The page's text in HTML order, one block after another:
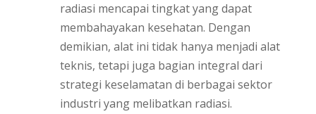
radiasi mencapai tingkat yang dapat
membahayakan kesehatan. Dengan
demikian, alat ini tidak hanya menjadi alat
teknis, tetapi juga bagian integral dari
strategi keselamatan di berbagai sektor
industri yang melibatkan radiasi.